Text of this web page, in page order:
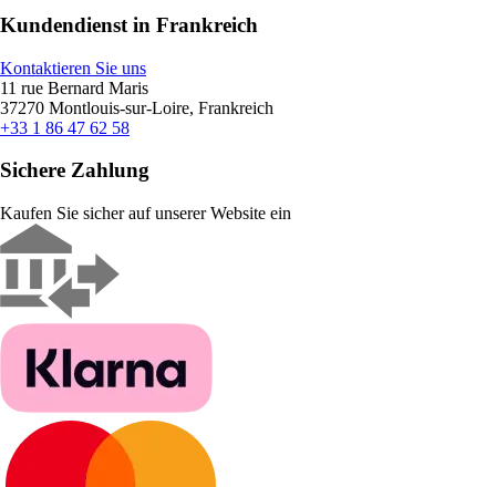
Kundendienst in Frankreich
Kontaktieren Sie uns
11 rue Bernard Maris
37270 Montlouis-sur-Loire, Frankreich
+33 1 86 47 62 58
Sichere Zahlung
Kaufen Sie sicher auf unserer Website ein